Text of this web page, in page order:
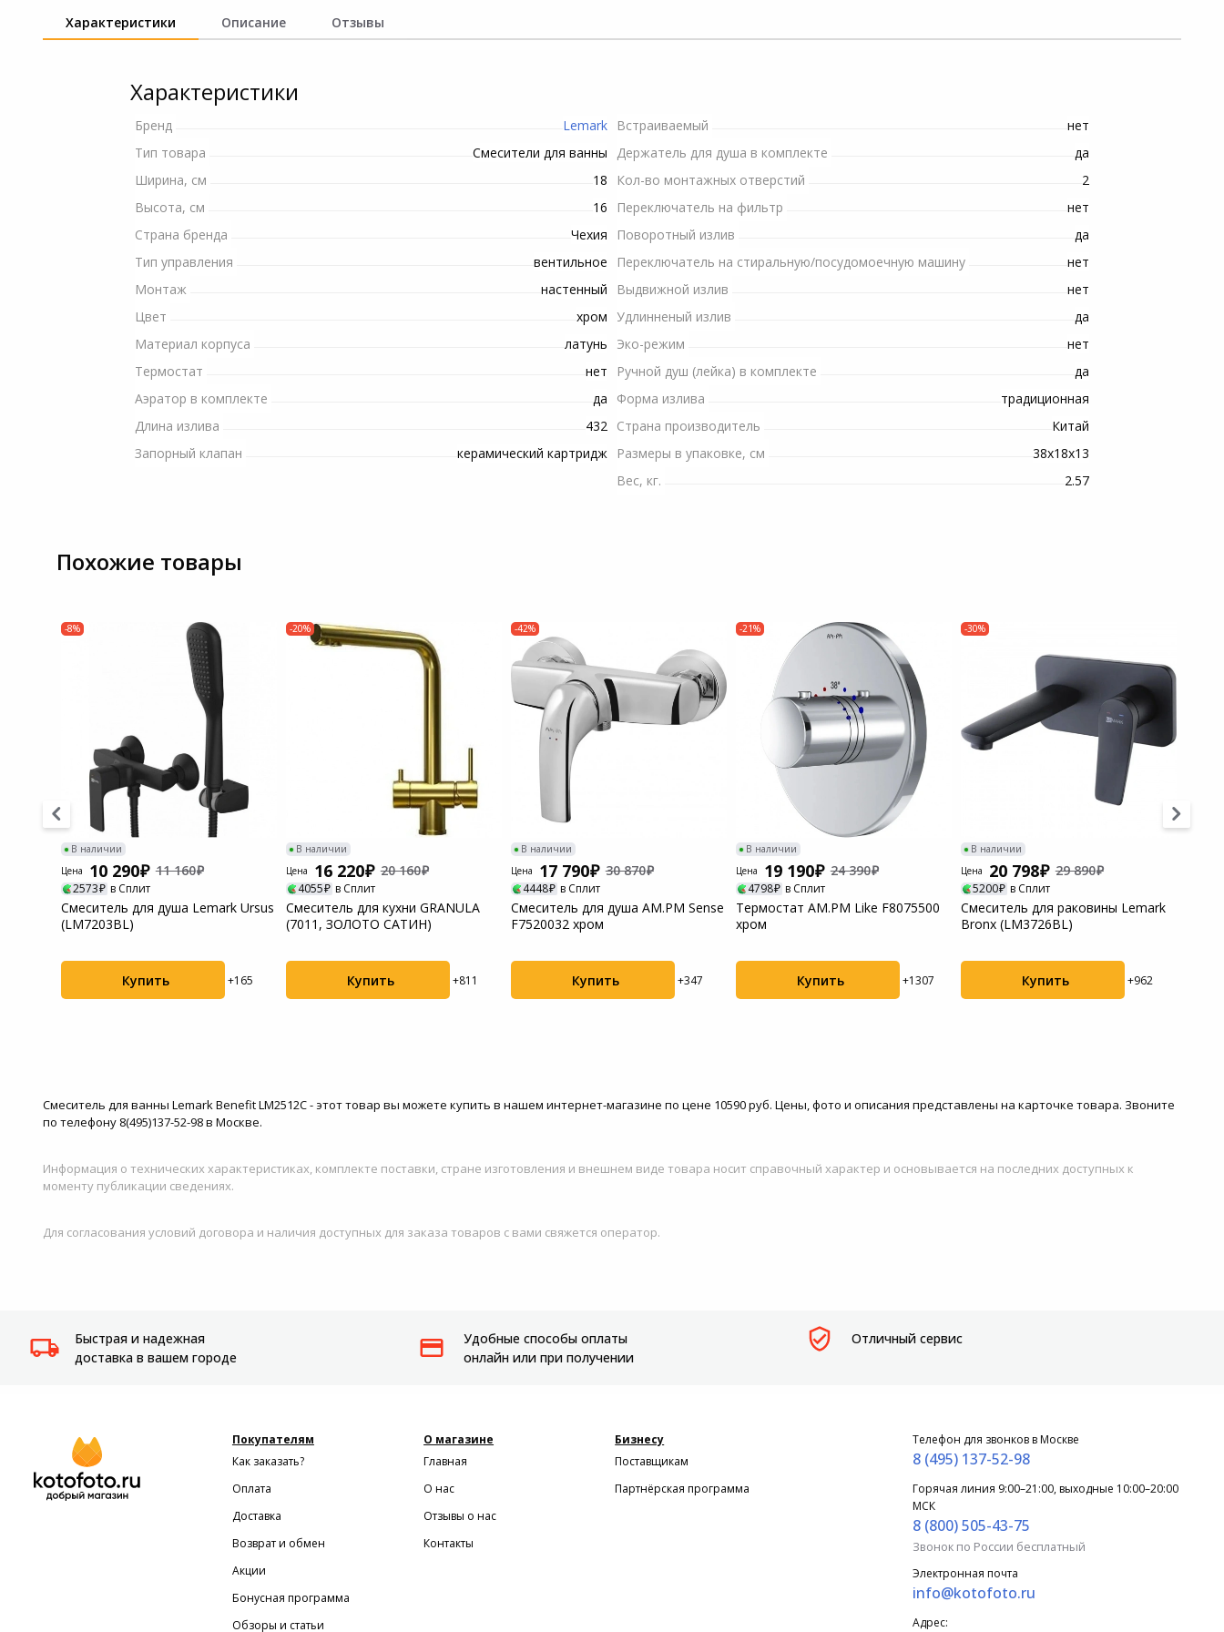
Характеристики Описание Отзывы
Характеристики
Бренд
Lemark
Тип товара
Смесители для ванны
Ширина, см
18
Высота, см
16
Страна бренда
Чехия
Тип управления
вентильное
Монтаж
настенный
Цвет
хром
Материал корпуса
латунь
Термостат
нет
Аэратор в комплекте
да
Длина излива
432
Запорный клапан
керамический картридж
Встраиваемый
нет
Держатель для душа в комплекте
да
Кол-во монтажных отверстий
2
Переключатель на фильтр
нет
Поворотный излив
да
Переключатель на стиральную/посудомоечную машину
нет
Выдвижной излив
нет
Удлинненый излив
да
Эко-режим
нет
Ручной душ (лейка) в комплекте
да
Форма излива
традиционная
Страна производитель
Китай
Размеры в упаковке, см
38х18х13
Вес, кг.
2.57
Похожие товары
-8%
В наличии
Цена
10 290 11 160
2573 в Сплит
Смеситель для душа Lemark Ursus
(LM7203BL)
Купить +165
-20%
В наличии
Цена
16 220 20 160
4055 в Сплит
Смеситель для кухни GRANULA
(7011, ЗОЛОТО САТИН)
Купить +811
-42%
В наличии
Цена
17 790 30 870
4448 в Сплит
Смеситель для душа AM.PM Sense
F7520032 хром
Купить +347
-21%
В наличии
Цена
19 190 24 390
4798 в Сплит
Термостат AM.PM Like F8075500
хром
Купить +1307
-30%
В наличии
Цена
20 798 29 890
5200 в Сплит
Смеситель для раковины Lemark
Bronx (LM3726BL)
Купить +962
Смеситель для ванны Lemark Benefit LM2512C - этот товар вы можете купить в нашем интернет-магазине по цене 10590 руб. Цены, фото и описания представлены на карточке товара. Звоните
по телефону 8(495)137-52-98 в Москве.
Информация о технических характеристиках, комплекте поставки, стране изготовления и внешнем виде товара носит справочный характер и основывается на последних доступных к
моменту публикации сведениях.
Для согласования условий договора и наличия доступных для заказа товаров с вами свяжется оператор.
Быстрая и надежная
доставка в вашем городе
Удобные способы оплаты
онлайн или при получении
Отличный сервис
Покупателям
Как заказать?
Оплата
Доставка
Возврат и обмен
Акции
Бонусная программа
Обзоры и статьи
О магазине
Главная
О нас
Отзывы о нас
Контакты
Бизнесу
Поставщикам
Партнёрская программа
Телефон для звонков в Москве
8 (495) 137-52-98
Горячая линия 9:00–21:00, выходные 10:00–20:00
МСК
8 (800) 505-43-75
Звонок по России бесплатный
Электронная почта
info@kotofoto.ru
Адрес:
Строительные миксеры
Строительные степлеры
Строительные фены
Шлифовальные машины
Шуруповерты сетевые
Товары для дачи и сада
Гидроаккумуляторы для
систем водоснабжения
Канализационные
насосные установки
Комплектующие и
аксессуары для триммеров
Пылесосы садовые
Системы безопасности
Торговое оборудование
видеонаблюдения